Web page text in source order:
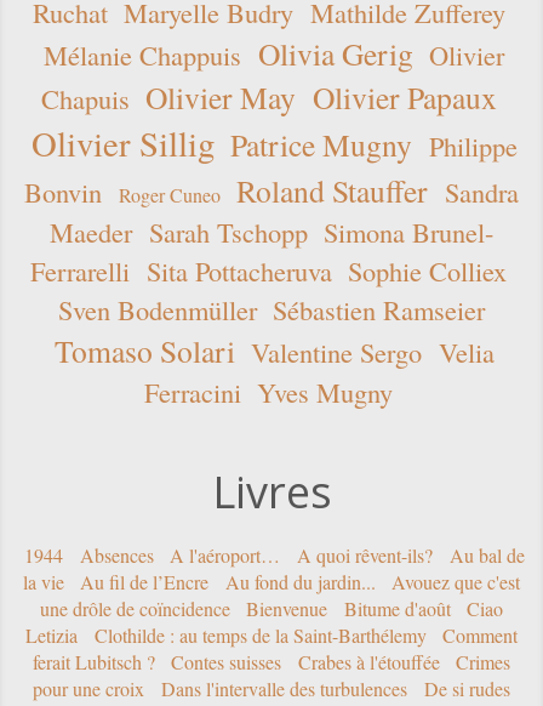
Ruchat Maryelle Budry Mathilde Zufferey
Mélanie Chappuis Olivia Gerig Olivier
Chapuis Olivier May Olivier Papaux
Olivier Sillig Patrice Mugny Philippe
Bonvin
Roger Cuneo Roland Stauffer Sandra
Maeder Sarah Tschopp Simona Brunel-
Ferrarelli Sita Pottacheruva Sophie Colliex
Sven Bodenmüller Sébastien Ramseier
Tomaso Solari Valentine Sergo Velia
Ferracini Yves Mugny
Livres
1944 Absences A l'aéroport… A quoi rêvent-ils?
Au bal de
la vie
Au fil de l’Encre Au fond du jardin...
Avouez que c'est
une drôle de coïncidence
Bienvenue Bitume d'août
Ciao
Letizia
Clothilde : au temps de la Saint-Barthélemy
Comment
ferait Lubitsch ?
Contes suisses Crabes à l'étouffée
Crimes
pour une croix
Dans l'intervalle des turbulences
De si rudes